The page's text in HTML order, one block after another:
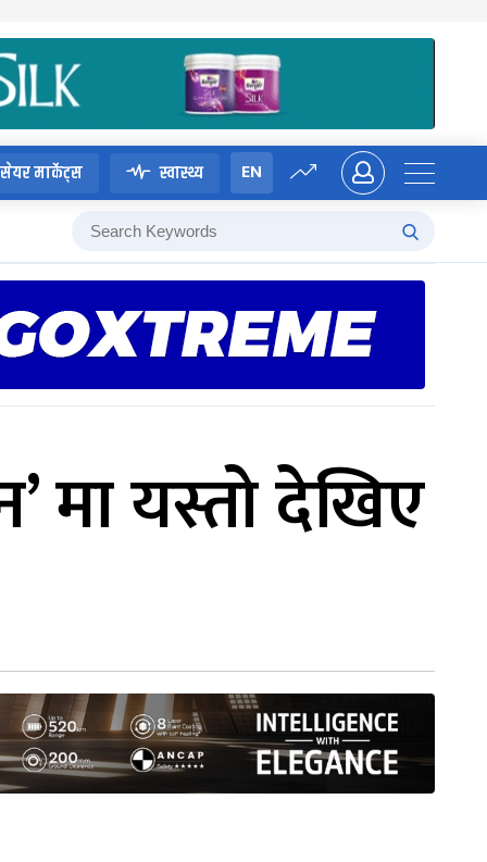
सेयर मार्केट्स स्वास्थ्य EN
मा यस्तो देखिए